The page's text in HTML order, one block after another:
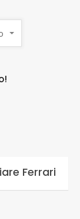
Ferrari